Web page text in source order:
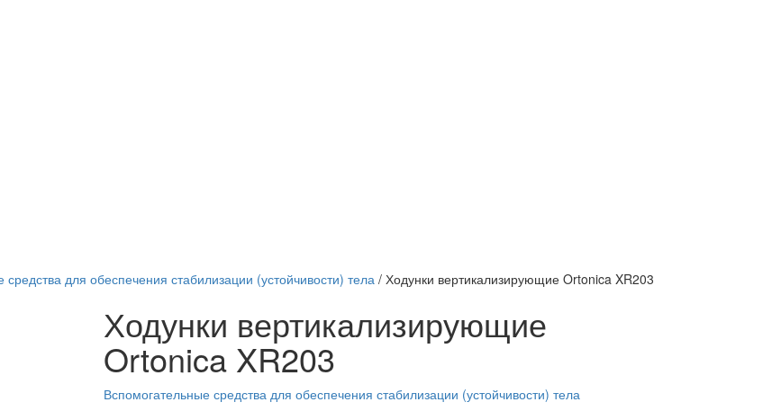
средства для обеспечения стабилизации (устойчивости) тела / Ходунки вертикализирующие Ortonica XR203
Ходунки вертикализирующие
Ortonica XR203
Вспомогательные средства для обеспечения стабилизации (устойчивости) тела